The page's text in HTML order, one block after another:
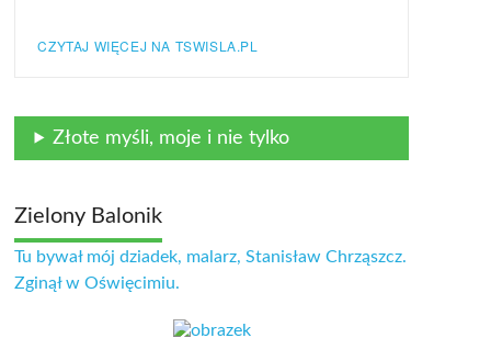
CZYTAJ WIĘCEJ NA TSWISLA.PL
Złote myśli, moje i nie tylko
Zielony Balonik
Tu bywał mój dziadek, malarz, Stanisław Chrząszcz.
Zginął w Oświęcimiu.